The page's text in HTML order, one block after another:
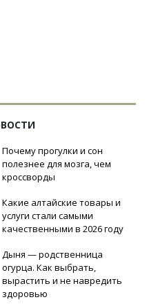
Почему прогулки и сон
полезнее для мозга, чем
кроссворды
Какие алтайские товары и
услуги стали самыми
качественными в 2026 году
Дыня — родственница
огурца. Как выбрать,
вырастить и не навредить
здоровью